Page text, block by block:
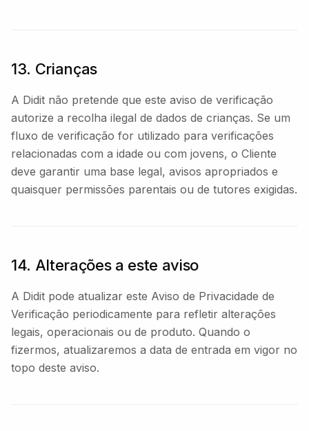
13. Crianças
A Didit não pretende que este aviso de verificação
autorize a recolha ilegal de dados de crianças. Se um
fluxo de verificação for utilizado para verificações
relacionadas com a idade ou com jovens, o Cliente
deve garantir uma base legal, avisos apropriados e
quaisquer permissões parentais ou de tutores exigidas.
14. Alterações a este aviso
A Didit pode atualizar este Aviso de Privacidade de
Verificação periodicamente para refletir alterações
legais, operacionais ou de produto. Quando o
fizermos, atualizaremos a data de entrada em vigor no
topo deste aviso.